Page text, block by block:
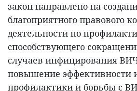
закон направлено на
благоприятного правового
деятельности по
способствующего
случаев инфицирования
повышение эффективности
профилактики и борьбы с